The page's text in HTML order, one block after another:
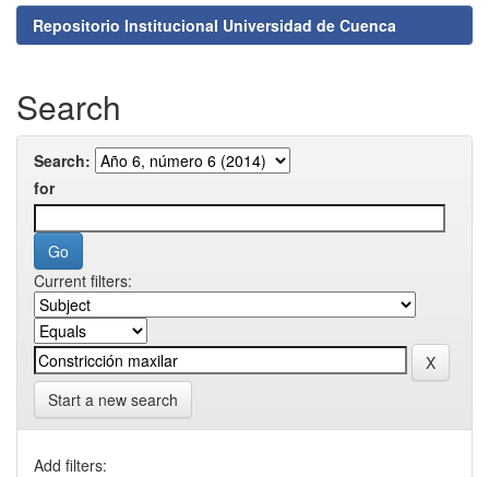
Repositorio Institucional Universidad de Cuenca
Search
Search:
for
Current filters:
Start a new search
Add filters: